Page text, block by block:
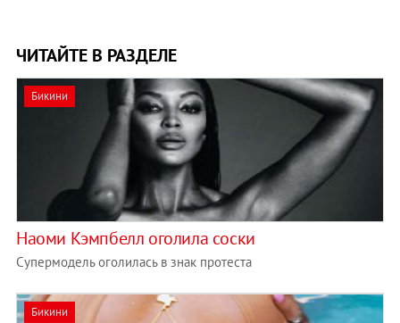
ЧИТАЙТЕ В РАЗДЕЛЕ
Бикини
Наоми Кэмпбелл оголила соски
Супермодель оголилась в знак протеста
Бикини